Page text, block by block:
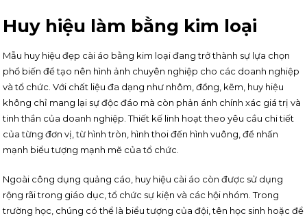
Huy hiệu làm bằng kim loại
Mẫu huy hiệu đẹp cài áo bằng kim loại đang trở thành sự lựa chọn
phổ biến để tạo nên hình ảnh chuyên nghiệp cho các doanh nghiệp
và tổ chức. Với chất liệu đa dạng như nhôm, đồng, kẽm, huy hiệu
không chỉ mang lại sự độc đáo mà còn phản ánh chính xác giá trị và
tinh thần của doanh nghiệp. Thiết kế linh hoạt theo yêu cầu chi tiết
của từng đơn vị, từ hình tròn, hình thoi đến hình vuông, để nhấn
mạnh biểu tượng mạnh mẽ của tổ chức.
Ngoài công dụng quảng cáo, huy hiệu cài áo còn được sử dụng
rộng rãi trong giáo dục, tổ chức sự kiện và các hội nhóm. Trong
trường học, chúng có thể là biểu tượng của đội, tên học sinh hoặc để